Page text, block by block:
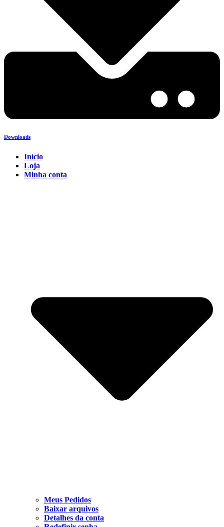
Downloads
Início
Loja
Minha conta
Meus Pedidos
Baixar arquivos
Detalhes da conta